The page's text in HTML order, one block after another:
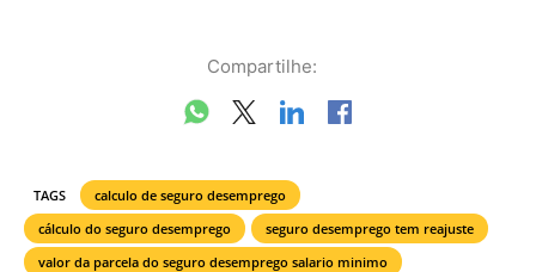
Compartilhe:
TAGS
calculo de seguro desemprego
cálculo do seguro desemprego
seguro desemprego tem reajuste
valor da parcela do seguro desemprego salario minimo